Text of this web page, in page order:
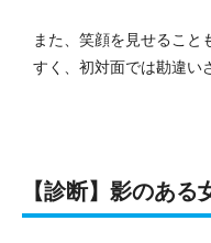
また、笑顔を見せること
すく、初対面では勘違い
【診断】影のある